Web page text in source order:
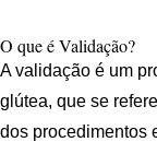
O que é Validação?
A validação é um
glútea, que se
dos procedimentos